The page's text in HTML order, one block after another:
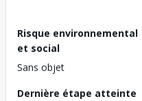
Risque environnemental
et social
Sans objet
Dernière étape atteinte